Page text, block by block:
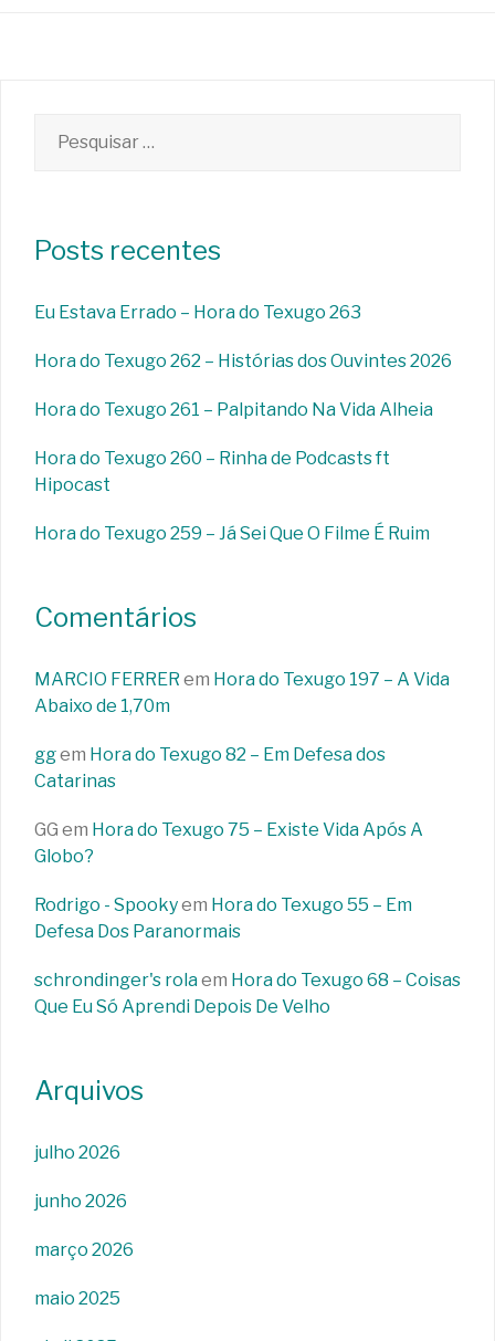
por:
Posts recentes
Eu Estava Errado – Hora do Texugo 263
Hora do Texugo 262 – Histórias dos Ouvintes 2026
Hora do Texugo 261 – Palpitando Na Vida Alheia
Hora do Texugo 260 – Rinha de Podcasts ft
Hipocast
Hora do Texugo 259 – Já Sei Que O Filme É Ruim
Comentários
MARCIO FERRER em Hora do Texugo 197 – A Vida
Abaixo de 1,70m
ggem Hora do Texugo 82 – Em Defesa dos
Catarinas
GG em Hora do Texugo 75 – Existe Vida Após A
Globo?
Rodrigo - Spookyem Hora do Texugo 55 – Em
Defesa Dos Paranormais
schrondinger's rolaem Hora do Texugo 68 – Coisas
Que Eu Só Aprendi Depois De Velho
Arquivos
julho 2026
junho 2026
março 2026
maio 2025